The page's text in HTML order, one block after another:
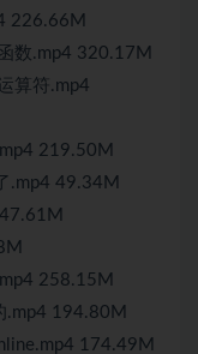
226.66M
数.mp4 320.17M
算符.mp4
219.50M
.mp4 49.34M
258.15M
.mp4 194.80M
174.49M